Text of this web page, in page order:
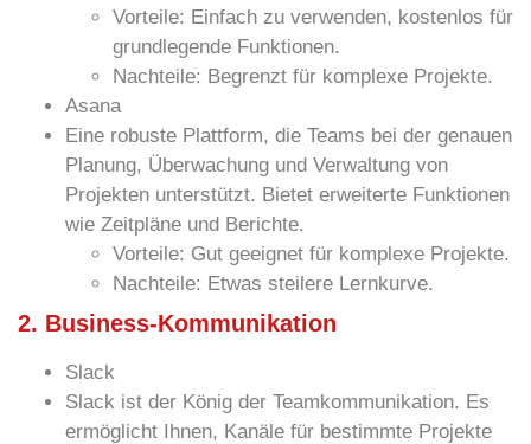
Vorteile: Einfach zu verwenden, kostenlos für
grundlegende Funktionen.
Nachteile: Begrenzt für komplexe Projekte.
Asana
Eine robuste Plattform, die Teams bei der genauen
Planung, Überwachung und Verwaltung von
Projekten unterstützt. Bietet erweiterte Funktionen
wie Zeitpläne und Berichte.
Vorteile: Gut geeignet für komplexe Projekte.
Nachteile: Etwas steilere Lernkurve.
2. Business-Kommunikation
Slack
Slack ist der König der Teamkommunikation. Es
ermöglicht Ihnen, Kanäle für bestimmte Projekte